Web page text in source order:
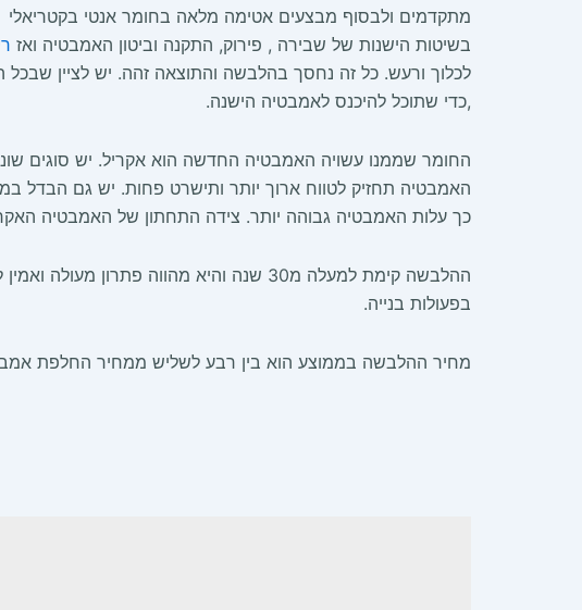
מתקדמים ולבסוף מבצעים אטימה מלאה בחומר אנטי
בשיטות הישנות של שבירה , פירוק, התקנה וביטון האמבטיה ואז
לכלוך ורעש. כל זה נחסך בהלבשה והתוצאה זהה. יש לציין
,כדי שתוכל להיכנס לאמבטיה הישנה.
החומר שממנו עשויה האמבטיה החדשה הוא אקריל. יש סוגים
האמבטיה תחזיק לטווח ארוך יותר ותישרט פחות. יש גם הבדל
כך עלות האמבטיה גבוהה יותר. צידה התחתון של האמבטיה
ההלבשה קימת למעלה מ30 שנה והיא
בפעולות בנייה.
מחיר ההלבשה בממוצע הוא בין רבע לשליש ממחיר החלפת